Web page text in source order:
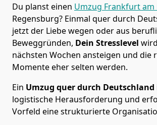
Du planst einen Umzug Frankfurt am
Regensburg? Einmal quer durch
jetzt der Liebe wegen oder aus
Beweggründen, Dein Stresslevel
nächsten Wochen ansteigen und die
Momente eher selten werden.
Ein Umzug quer durch Deutschland
logistische Herausforderung und
Vorfeld eine strukturierte